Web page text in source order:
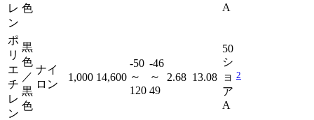
レ
ン
色
A
ポ
リ
エ
チ
レ
ン
黒
色
／
黒
色
ナイ
ロン
1,000 14,600
-50
～
120
-46
～
49
2.68 13.08
50
シ
ョ
ア
A
2